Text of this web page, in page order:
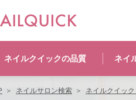
ネイルクイックの品質 ネイ
ネイルサロン検索 ネイルクイッ